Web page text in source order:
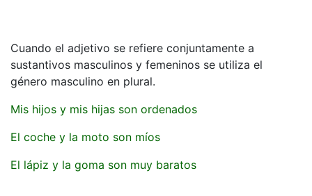
Cuando el adjetivo se refiere conjuntamente a
sustantivos masculinos y femeninos se utiliza el
género masculino en plural.
Mis hijos y mis hijas son ordenados
El coche y la moto son míos
El lápiz y la goma son muy baratos